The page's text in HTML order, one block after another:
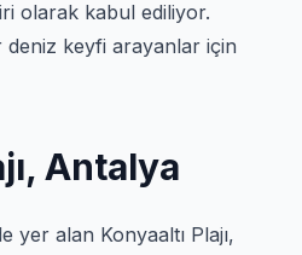
olarak kabul ediliyor.
deniz keyfi arayanlar için
Antalya
yer alan Konyaaltı Plajı,